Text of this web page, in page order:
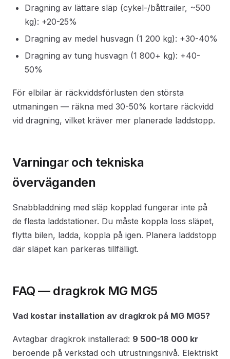
Dragning av lättare släp (cykel-/båttrailer, ~500
kg): +20-25%
Dragning av medel husvagn (1 200 kg): +30-40%
Dragning av tung husvagn (1 800+ kg): +40-
50%
För elbilar är räckviddsförlusten den största
utmaningen — räkna med 30-50% kortare räckvidd
vid dragning, vilket kräver mer planerade laddstopp.
Varningar och tekniska
överväganden
Snabbladdning med släp kopplad fungerar inte på
de flesta laddstationer. Du måste koppla loss släpet,
flytta bilen, ladda, koppla på igen. Planera laddstopp
där släpet kan parkeras tillfälligt.
FAQ — dragkrok MG MG5
Vad kostar installation av dragkrok på MG MG5?
Avtagbar dragkrok installerad: 9 500-18 000 kr
beroende på verkstad och utrustningsnivå. Elektriskt